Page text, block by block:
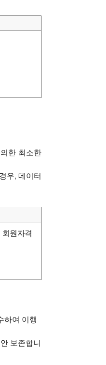
한 최소한
우, 데이터
원자격
하여 이행
보존합니